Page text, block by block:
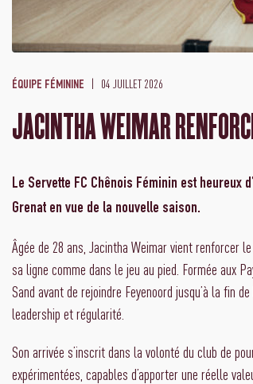
ÉQUIPE FÉMININE 04 JUILLET 2026
JACINTHA WEIMAR
Le Servette FC Chênois Féminin est heureux
Grenat en vue de la nouvelle saison.
Âgée de 28 ans, Jacintha Weimar vient renforcer
sa ligne comme dans le jeu au pied. Formée aux
Sand avant de rejoindre Feyenoord jusqu’à la fin
leadership et régularité.
Son arrivée s’inscrit dans la volonté du club de
expérimentées, capables d’apporter une réelle